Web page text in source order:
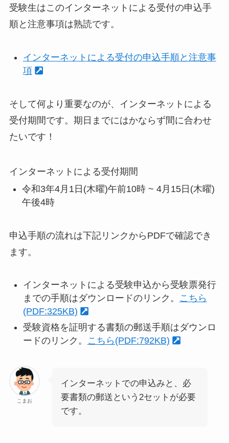
受験生はこのインターネットによる受付の申込手
順と注意事項は熟読です。
インターネットによる受付の申込手順と注意事
項
そして何より重要なのが、インターネットによる
受付期間です。期日までにはかならず間に合わせ
たいです！
インターネットによる受付期間
令和3年4月1日(木曜)午前10時 ~ 4月15日(木曜)
午後4時
申込手順の流れは下記リンクからPDFで確認でき
ます。
インターネットによる受験申込から受験票発行
までの手順はダウンロードのリンク。
こちら
(PDF:325KB)
受験資格を証明する書類の郵送手順はダウンロ
ードのリンク。
こちら(PDF:792KB)
こまお
インターネットでの申込みと、必
要書類の郵送という2セットが必要
です。